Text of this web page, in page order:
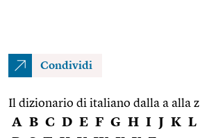
Condividi
Il dizionario di italiano dalla a alla z
A B C D E F G H I J K L